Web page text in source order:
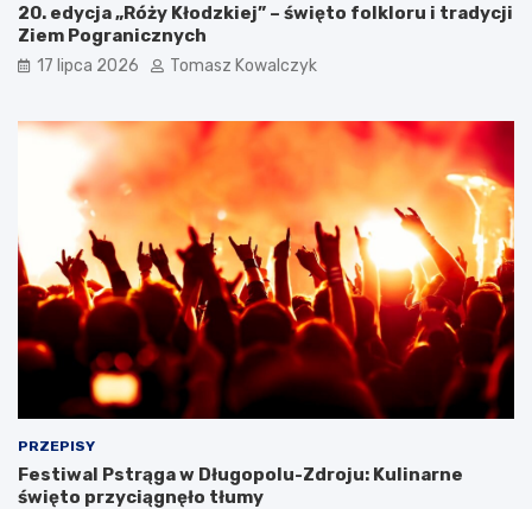
20. edycja „Róży Kłodzkiej” – święto folkloru i tradycji
Ziem Pogranicznych
17 lipca 2026 Tomasz Kowalczyk
PRZEPISY
Festiwal Pstrąga w Długopolu-Zdroju: Kulinarne
święto przyciągnęło tłumy